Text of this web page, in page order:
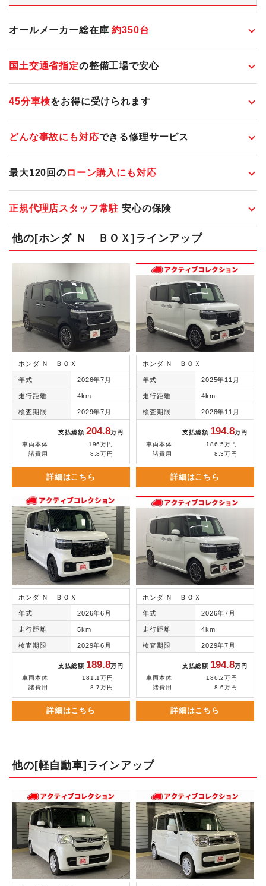
オールメーカー総在庫約350台
国土交通省指定の整備工場で安心
45分車検をお得に受けられます
どんな事故にも対応できる修理サービス
最大120回の ローン購入にも対応
正規代理店スタッフ常駐 安心の保険
他の[ホンダ Ｎ ＢＯＸ]ラインアップ
ホンダ Ｎ ＢＯＸ
年式 2026年7月
走行距離 4km
検査期限 2029年7月
支払総額204.8万円
車両本体
196万円
諸費用
8.8万円
詳細はこちら
ホンダ Ｎ ＢＯＸ
年式 2025年11月
走行距離 4km
検査期限 2028年11月
支払総額 194.8万円
車両本体
186.5万円
諸費用
8.3万円
詳細はこちら
ホンダ Ｎ ＢＯＸ
年式 2026年6月
走行距離 5km
検査期限 2029年6月
支払総額 189.8万円
車両本体
181.1万円
諸費用
8.7万円
詳細はこちら
ホンダ Ｎ ＢＯＸ
年式 2026年7月
走行距離 4km
検査期限 2029年7月
支払総額 194.8万円
車両本体
186.2万円
諸費用
8.6万円
詳細はこちら
他の[軽自動車]ラインアップ